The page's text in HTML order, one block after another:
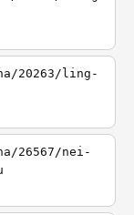
20263/ling-
26567/nei-